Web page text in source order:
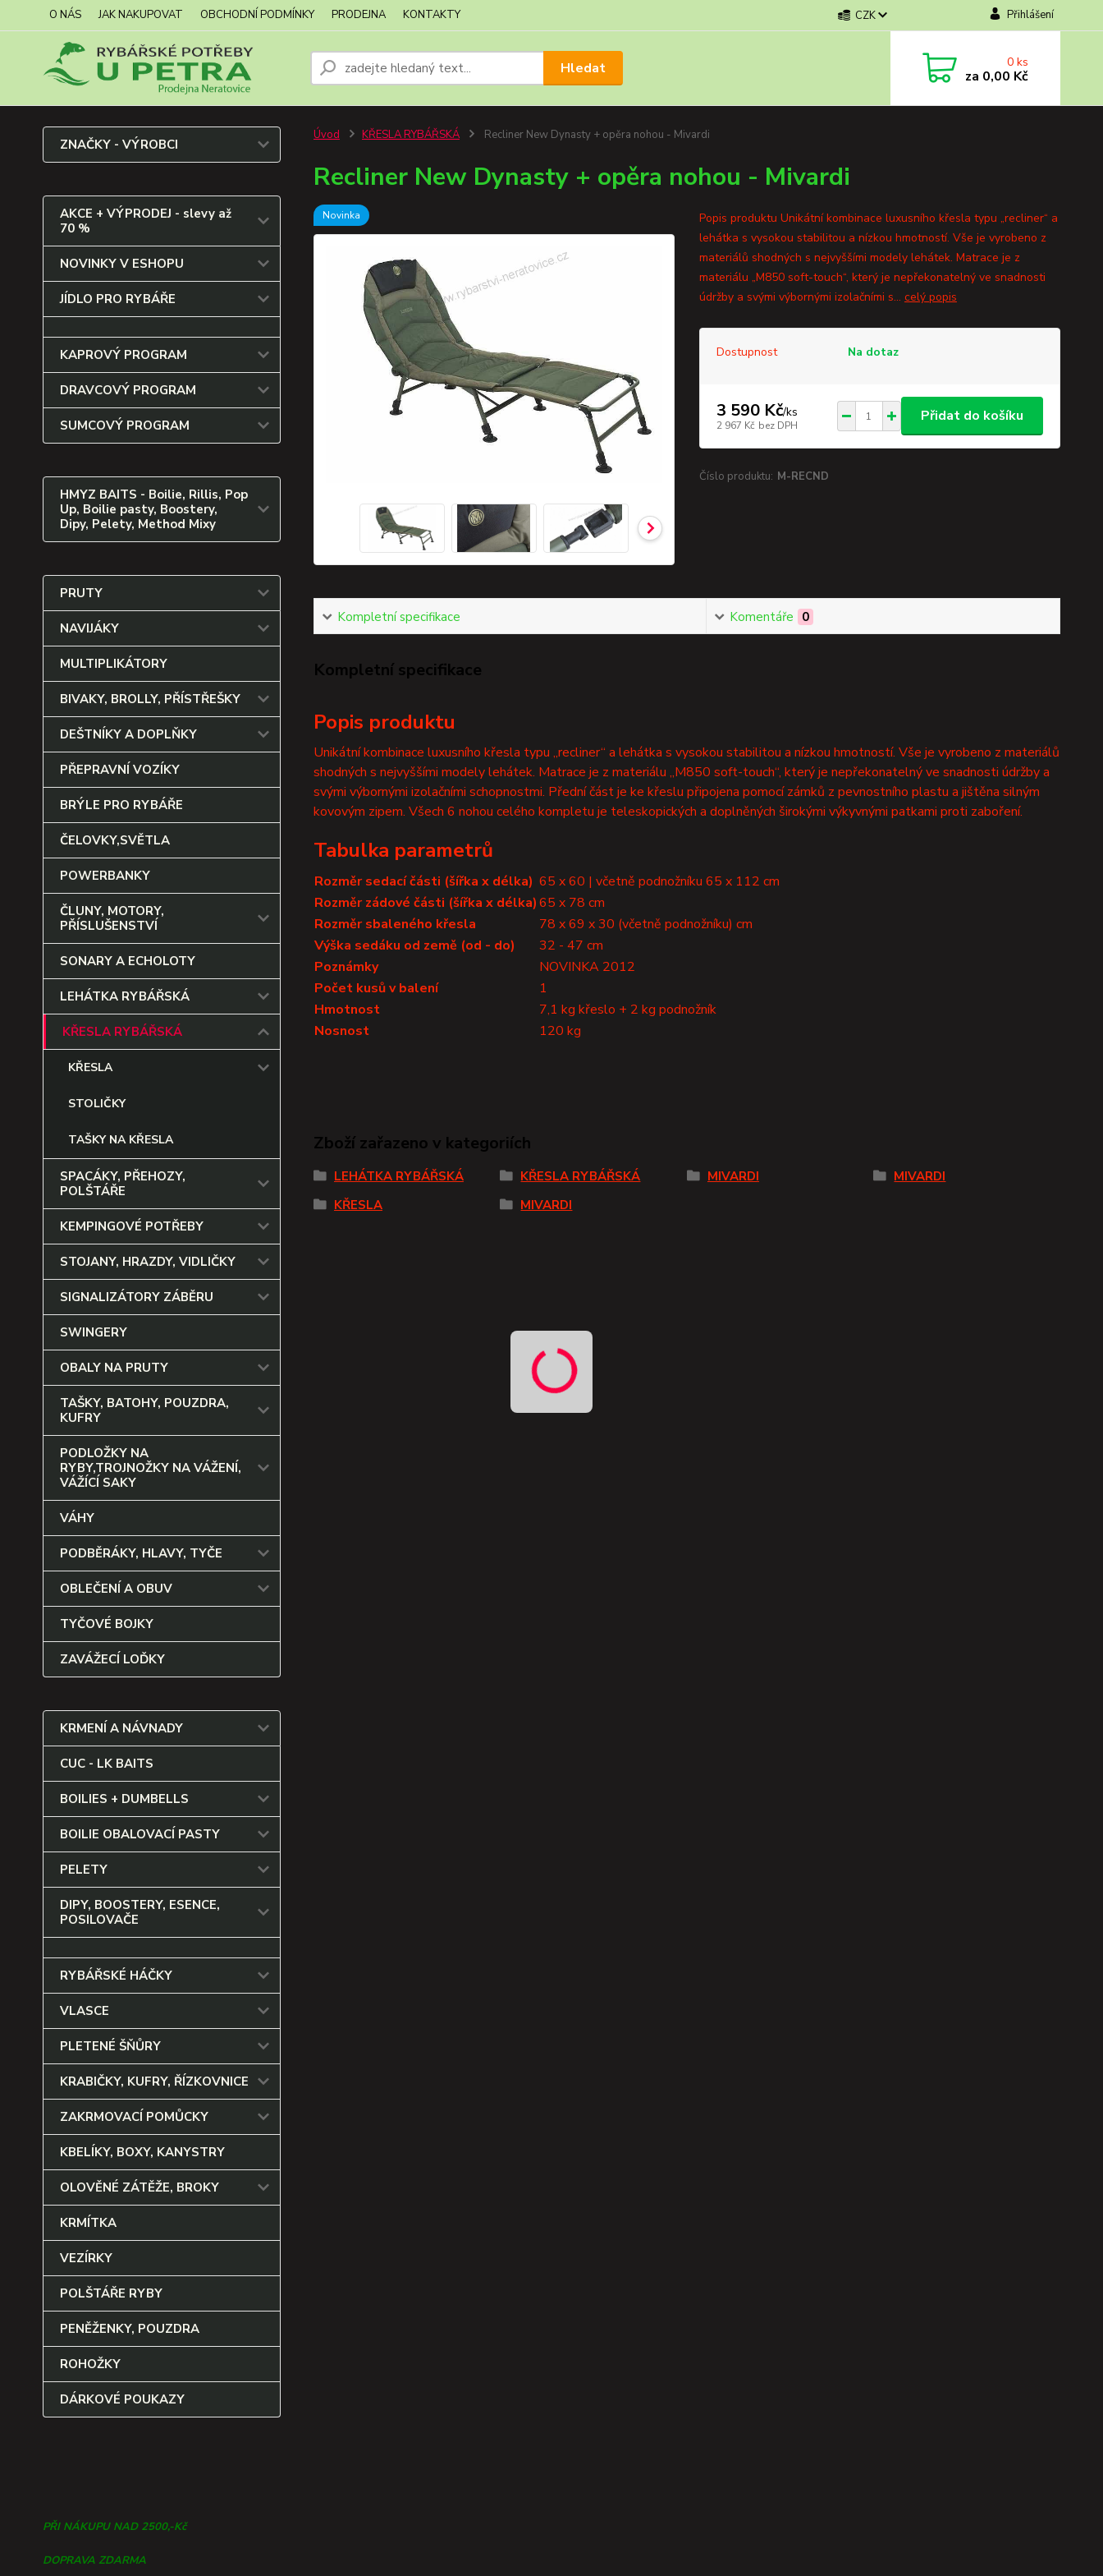
O NÁS JAK NAKUPOVAT OBCHODNÍ PODMÍNKY PRODEJNA KONTAKTY CZK Přihlášení
Hledat 0ks
za 0,00 Kč
ZNAČKY - VÝROBCI
AKCE + VÝPRODEJ - slevy až
70 %
NOVINKY V ESHOPU
JÍDLO PRO RYBÁŘE
KAPROVÝ PROGRAM
DRAVCOVÝ PROGRAM
SUMCOVÝ PROGRAM
HMYZ BAITS - Boilie, Rillis, Pop
Up, Boilie pasty, Boostery,
Dipy, Pelety, Method Mixy
PRUTY
NAVIJÁKY
MULTIPLIKÁTORY
BIVAKY, BROLLY, PŘÍSTŘEŠKY
DEŠTNÍKY A DOPLŇKY
PŘEPRAVNÍ VOZÍKY
BRÝLE PRO RYBÁŘE
ČELOVKY,SVĚTLA
POWERBANKY
ČLUNY, MOTORY,
PŘÍSLUŠENSTVÍ
SONARY A ECHOLOTY
LEHÁTKA RYBÁŘSKÁ
KŘESLA RYBÁŘSKÁ
KŘESLA
STOLIČKY
TAŠKY NA KŘESLA
SPACÁKY, PŘEHOZY,
POLŠTÁŘE
KEMPINGOVÉ POTŘEBY
STOJANY, HRAZDY, VIDLIČKY
SIGNALIZÁTORY ZÁBĚRU
SWINGERY
OBALY NA PRUTY
TAŠKY, BATOHY, POUZDRA,
KUFRY
PODLOŽKY NA
RYBY,TROJNOŽKY NA VÁŽENÍ,
VÁŽÍCÍ SAKY
VÁHY
PODBĚRÁKY, HLAVY, TYČE
OBLEČENÍ A OBUV
TYČOVÉ BOJKY
ZAVÁŽECÍ LOĎKY
KRMENÍ A NÁVNADY
CUC - LK BAITS
BOILIES + DUMBELLS
BOILIE OBALOVACÍ PASTY
PELETY
DIPY, BOOSTERY, ESENCE,
POSILOVAČE
RYBÁŘSKÉ HÁČKY
VLASCE
PLETENÉ ŠŇŮRY
KRABIČKY, KUFRY, ŘÍZKOVNICE
ZAKRMOVACÍ POMŮCKY
KBELÍKY, BOXY, KANYSTRY
OLOVĚNÉ ZÁTĚŽE, BROKY
KRMÍTKA
VEZÍRKY
POLŠTÁŘE RYBY
PENĚŽENKY, POUZDRA
ROHOŽKY
DÁRKOVÉ POUKAZY
PŘI NÁKUPU NAD 2500,-Kč
DOPRAVA ZDARMA
Úvod KŘESLA RYBÁŘSKÁ Recliner New Dynasty + opěra nohou - Mivardi
Recliner New Dynasty + opěra nohou - Mivardi
Novinka
Popis produktu Unikátní kombinace luxusního křesla typu „recliner“ a
lehátka s vysokou stabilitou a nízkou hmotností. Vše je vyrobeno z
materiálů shodných s nejvyššími modely lehátek. Matrace je z
materiálu „M850 soft-touch“, který je nepřekonatelný ve snadnosti
údržby a svými výbornými izolačními s... celý popis
Dostupnost Na dotaz
3 590 Kč/ks
2 967 Kč bez DPH
Přidat do košíku
Číslo produktu: M-RECND
Kompletní specifikace Komentáře 0
Kompletní specifikace
Popis produktu
Unikátní kombinace luxusního křesla typu „recliner“ a lehátka s vysokou stabilitou a nízkou hmotností. Vše je vyrobeno z materiálů
shodných s nejvyššími modely lehátek. Matrace je z materiálu „M850 soft-touch“, který je nepřekonatelný ve snadnosti údržby a
svými výbornými izolačními schopnostmi. Přední část je ke křeslu připojena pomocí zámků z pevnostního plastu a jištěna silným
kovovým zipem. Všech 6 nohou celého kompletu je teleskopických a doplněných širokými výkyvnými patkami proti zaboření.
Tabulka parametrů
Rozměr sedací části (šířka x délka) 65 x 60 | včetně podnožníku 65 x 112 cm
Rozměr zádové části (šířka x délka)65 x 78 cm
Rozměr sbaleného křesla
78 x 69 x 30 (včetně podnožníku) cm
Výška sedáku od země (od - do)
32 - 47 cm
Poznámky
NOVINKA 2012
Počet kusů v balení
1
Hmotnost
7,1 kg křeslo + 2 kg podnožník
Nosnost
120 kg
Zboží zařazeno v kategoriích
LEHÁTKA RYBÁŘSKÁ KŘESLA RYBÁŘSKÁ MIVARDI
MIVARDI
KŘESLA
MIVARDI